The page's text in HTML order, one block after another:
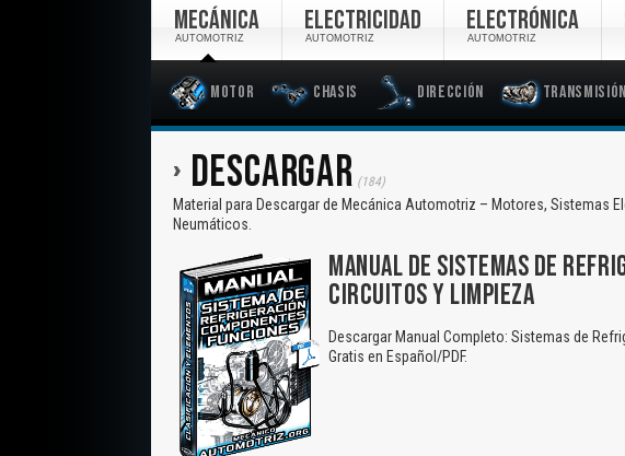
MECÁNICA
AUTOMOTRIZ
Motor Chasis Dirección Transmisión
ELECTRICIDAD
AUTOMOTRIZ
ELECTRÓNICA
AUTOMOTRIZ
DESCARGAR (184)
Material para Descargar de Mecánica Automotriz – Motores, Sistemas
Neumáticos.
MANUAL DE SISTEMAS DE
CIRCUITOS Y LIMPIEZA
Descargar Manual Completo: Sistemas de
Gratis en Español/PDF.